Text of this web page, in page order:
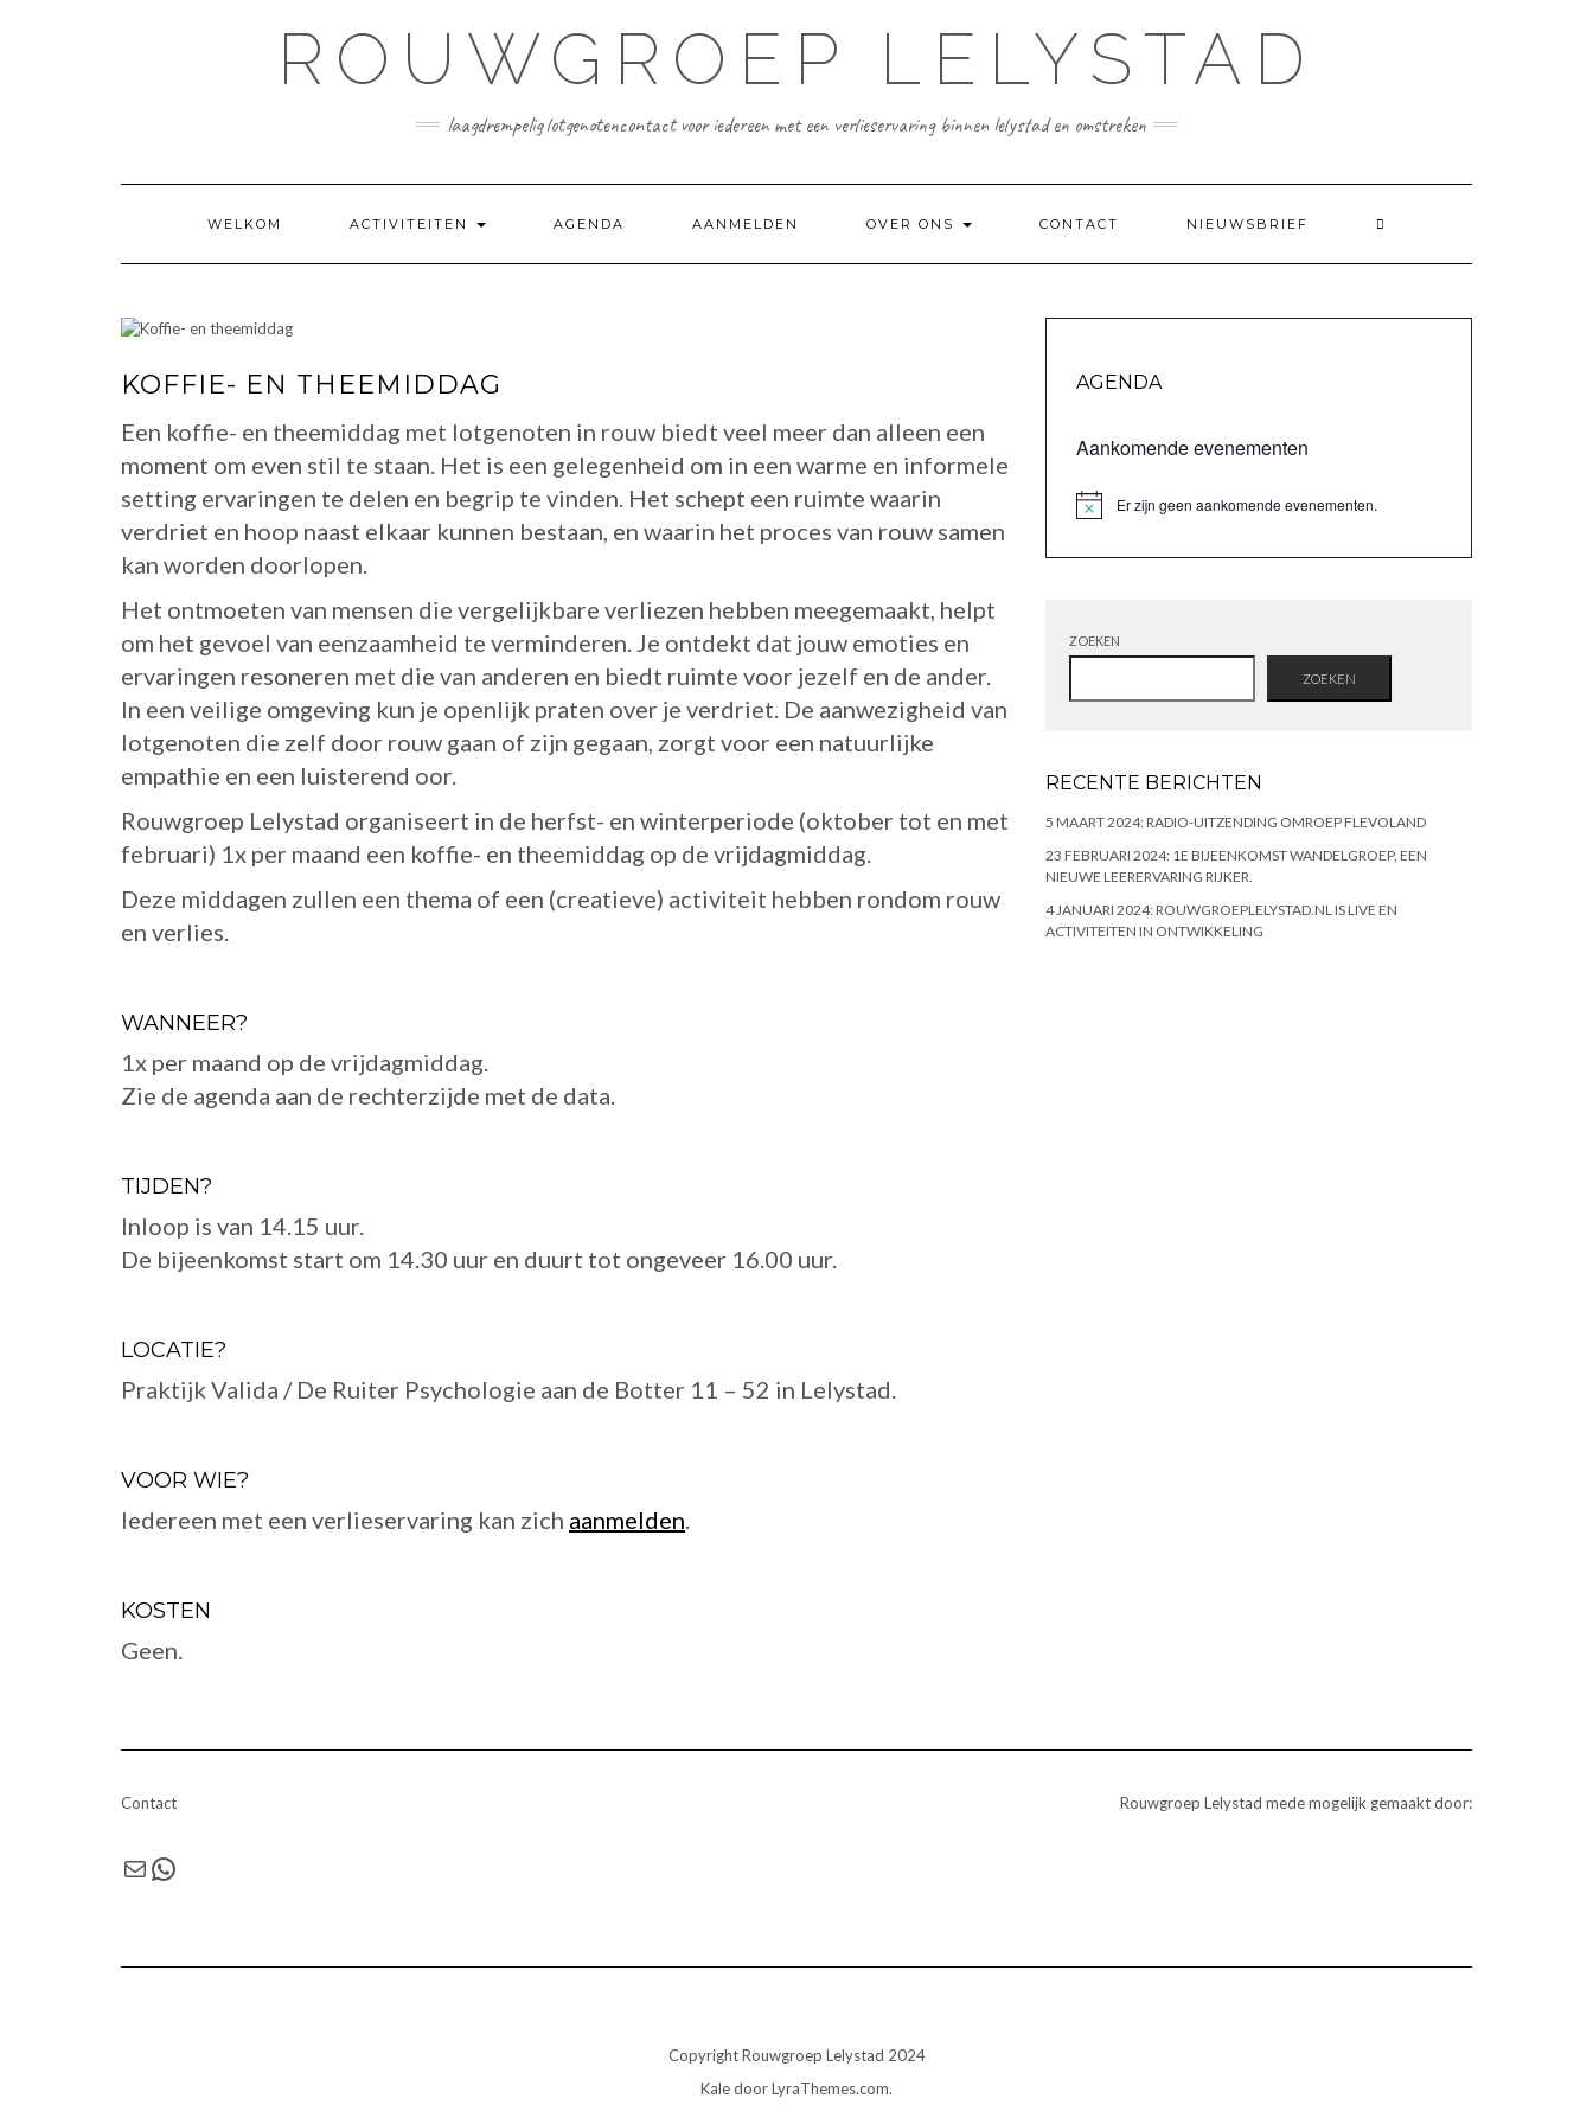
ROUWGROEP LELYSTAD
laagdrempelig lotgenotencontact voor iedereen met een verlieservaring binnen lelystad en omstreken
WELKOM ACTIVITEITEN AGENDA AANMELDEN OVER ONS CONTACT NIEUWSBRIEF
KOFFIE- EN THEEMIDDAG
Een koffie- en theemiddag met lotgenoten in rouw biedt veel meer dan alleen een
moment om even stil te staan. Het is een gelegenheid om in een warme en informele
setting ervaringen te delen en begrip te vinden. Het schept een ruimte waarin
verdriet en hoop naast elkaar kunnen bestaan, en waarin het proces van rouw samen
kan worden doorlopen.
Het ontmoeten van mensen die vergelijkbare verliezen hebben meegemaakt, helpt
om het gevoel van eenzaamheid te verminderen. Je ontdekt dat jouw emoties en
ervaringen resoneren met die van anderen en biedt ruimte voor jezelf en de ander.
In een veilige omgeving kun je openlijk praten over je verdriet. De aanwezigheid van
lotgenoten die zelf door rouw gaan of zijn gegaan, zorgt voor een natuurlijke
empathie en een luisterend oor.
Rouwgroep Lelystad organiseert in de herfst- en winterperiode (oktober tot en met
februari) 1x per maand een koffie- en theemiddag op de vrijdagmiddag.
Deze middagen zullen een thema of een (creatieve) activiteit hebben rondom rouw
en verlies.
WANNEER?
1x per maand op de vrijdagmiddag.
Zie de agenda aan de rechterzijde met de data.
TIJDEN?
Inloop is van 14.15 uur.
De bijeenkomst start om 14.30 uur en duurt tot ongeveer 16.00 uur.
LOCATIE?
Praktijk Valida / De Ruiter Psychologie aan de Botter 11 – 52 in Lelystad.
VOOR WIE?
Iedereen met een verlieservaring kan zich aanmelden.
KOSTEN
Geen.
AGENDA
Aankomende evenementen
BerichtEr zijn geen aankomende evenementen.
ZOEKEN
ZOEKEN
RECENTE BERICHTEN
5 MAART 2024: RADIO-UITZENDING OMROEP FLEVOLAND
23 FEBRUARI 2024: 1E BIJEENKOMST WANDELGROEP, EEN
NIEUWE LEERERVARING RIJKER.
4 JANUARI 2024: ROUWGROEPLELYSTAD.NL IS LIVE EN
ACTIVITEITEN IN ONTWIKKELING
Contact
E-mailWhatsApp
Rouwgroep Lelystad mede mogelijk gemaakt door:
Copyright Rouwgroep Lelystad 2024
Kaledoor LyraThemes.com.